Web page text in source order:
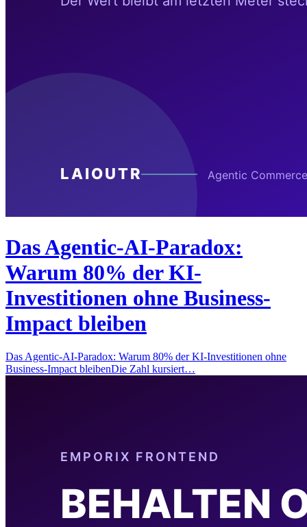
Das Agentic-AI-Paradox:
Warum 80% der KI-
Investitionen ohne Business-
Impact bleiben
Das Agentic-AI-Paradox: Warum 80% der KI-Investitionen ohne
Business-Impact bleibenDie Zahl kursiert…